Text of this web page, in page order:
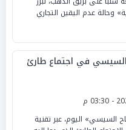
وحالة عدم اليقين التجاري
في اجتماع طارئ
السيسي» اليوم، عبر تقنية